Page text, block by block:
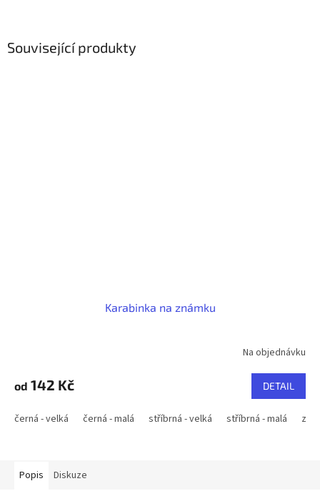
Související produkty
Karabinka na známku
Na objednávku
od 142 Kč DETAIL
černá - velká černá - malá stříbrná - velká stříbrná - malá
Popis Diskuze